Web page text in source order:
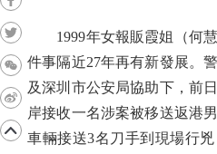
1999年女報販霞姐（何慧
件事隔近27年再有新發展。
及深圳市公安局協助下，前
岸接收一名涉案被移送返港
車輛接送3名刀手到現場行